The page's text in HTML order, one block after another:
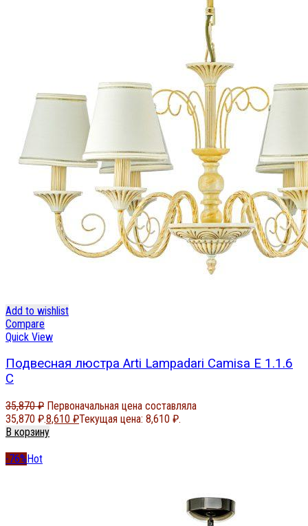
Add to wishlist
Compare
Quick View
Подвесная люстра Arti Lampadari Camisa E 1.1.6
C
35,870₽ Первоначальная цена составляла
35,870 ₽.8,610 ₽Текущая цена: 8,610 ₽.
В корзину
-76%Hot